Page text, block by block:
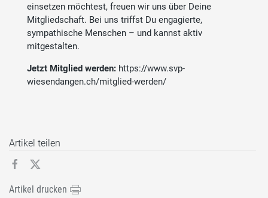
einsetzen möchtest, freuen wir uns über Deine
Mitgliedschaft. Bei uns triffst Du engagierte,
sympathische Menschen – und kannst aktiv
mitgestalten.
Jetzt Mitglied werden: https://www.svp-
wiesendangen.ch/mitglied-werden/
Artikel teilen
Artikel drucken